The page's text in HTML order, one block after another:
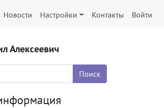
Новости Настройки Контакты Войти
Алексеевич